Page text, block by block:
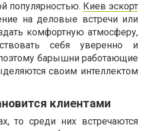
популярностью. Киев эскорт
на деловые встречи или
комфортную атмосферу,
себя уверенно и
барышни работающие
своим интеллектом
клиентами
то среди них встречаются